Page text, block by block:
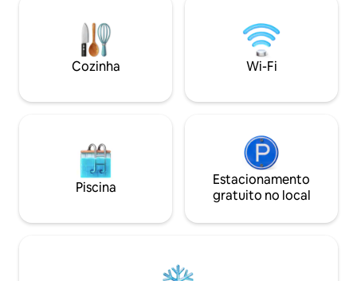
recepção 24h,
conveniência.
Cozinha Wi-Fi
Piscina
Estacionamento
gratuito no local